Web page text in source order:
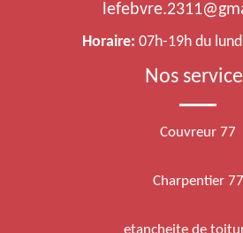
Horaire: 07h-19h du
Nos
Couvreur 77
Charpentier 77
etancheite de